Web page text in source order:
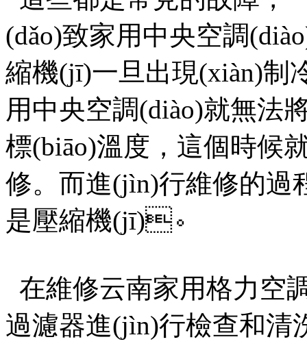
(dǎo)致家用中央空調
縮機(jī)一旦出現(xiàn)制
用中央空調(diào)就無法
標(biāo)溫度，這個時
修。而進(jìn)行維修的過
是壓縮機(jī)。
在維修云南家用格力空
過濾器進(jìn)行檢查和清